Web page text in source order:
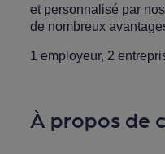
et personnalisé par
de nombreux
1 employeur, 2
À propos de